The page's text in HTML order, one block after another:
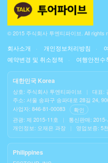
© 2015 주식회사 투엔티파이브. All rights
회사소개 개인정보처리방침
예약변경 및 취소정책
여행안전수
대한민국 Korea
상호: 주식회사 투엔티파이브 |
대표:
주소: 서울 송파구 송파대로 28길 24,
사업자: 846-81-00083
확인
관광: 제 2015-11호
|
통신판매:
개인정보: 오재은 과장
| 영업보증: 5
Philippines